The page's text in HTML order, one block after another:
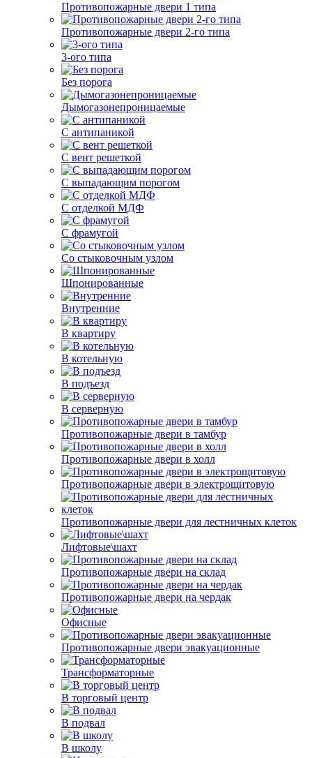
Противопожарные двери 1 типа
Противопожарные двери 2-го типа
3-ого типа
Без порога
Дымогазонепроницаемые
С антипаникой
С вент решеткой
С выпадающим порогом
С отделкой МДФ
С фрамугой
Со стыковочным узлом
Шпонированные
Внутренние
В квартиру
В котельную
В подъезд
В серверную
Противопожарные двери в тамбур
Противопожарные двери в холл
Противопожарные двери в электрощитовую
Противопожарные двери для лестничных клеток
Лифтовые\шахт
Противопожарные двери на склад
Противопожарные двери на чердак
Офисные
Противопожарные двери эвакуационные
Трансформаторные
В торговый центр
В подвал
В школу